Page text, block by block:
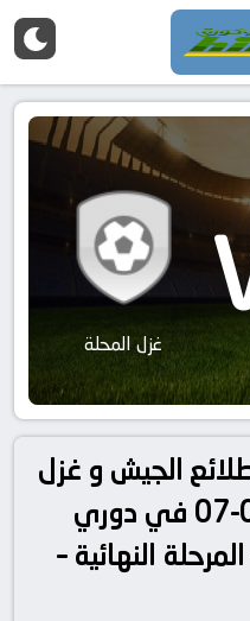
غزل المحلة
الجيش و غزل
المحلة بتاريخ 2026-05-07 في دوري
النهائية –